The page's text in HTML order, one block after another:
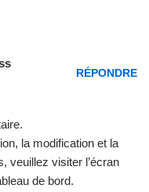
RÉPONDRE
la modification et la
veuillez visiter l’écran
de bord.